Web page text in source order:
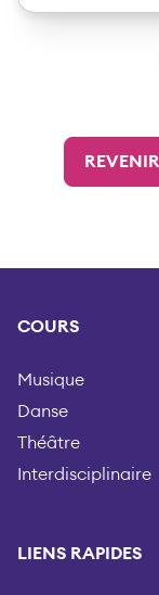
COURS
Musique
Danse
Théâtre
Interdisciplinaire
LIENS RAPIDES